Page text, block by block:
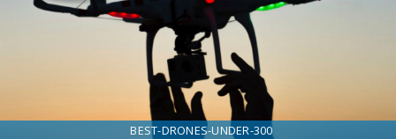
BEST-DRONES-UNDER-300